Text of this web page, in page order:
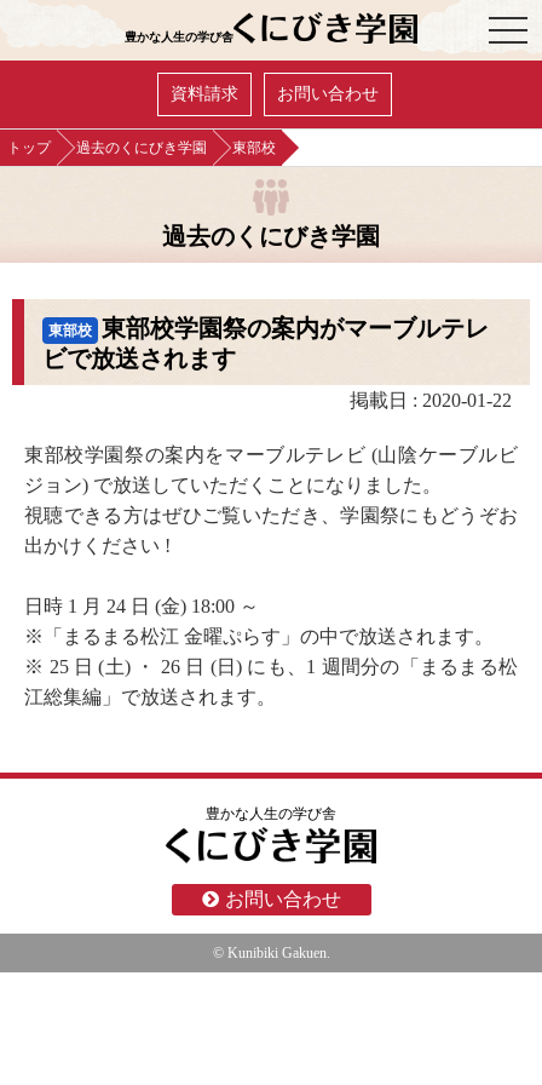
豊かな人生の学び舎
資料請求 お問い合わせ
トップ 過去のくにびき学園 東部校
過去のくにびき学園
東部校 東部校学園祭の案内がマーブルテレ
ビで放送されます
掲載日 : 2020-01-22
東部校学園祭の案内をマーブルテレビ (山陰ケーブルビ
ジョン) で放送していただくことになりました。
視聴できる方はぜひご覧いただき、学園祭にもどうぞお
出かけください !
日時 1 月 24 日 (金) 18:00 ～
※「まるまる松江 金曜ぷらす」の中で放送されます。
※ 25 日 (土) ・ 26 日 (日) にも、1 週間分の「まるまる松
江総集編」で放送されます。
豊かな人生の学び舎
お問い合わせ
© Kunibiki Gakuen.